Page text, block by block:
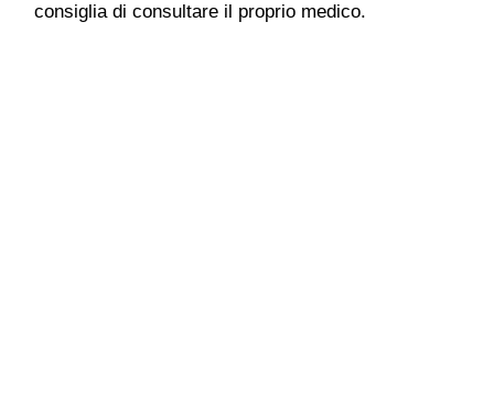
consiglia di consultare il proprio medico.